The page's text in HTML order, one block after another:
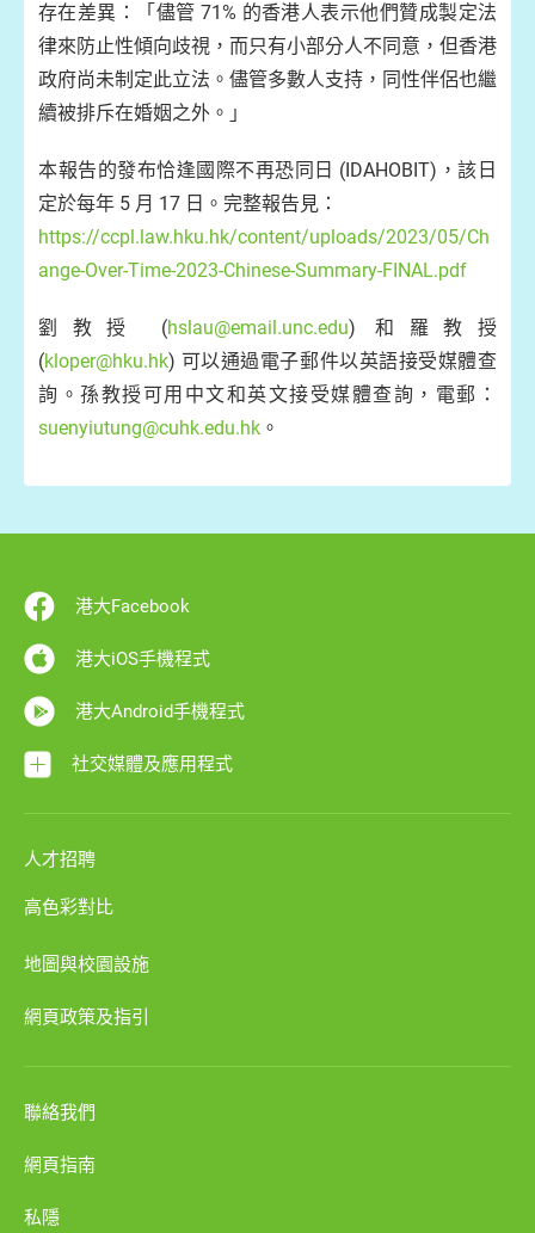
存在差異：「儘管 71% 的香港人表示他們贊成製定法
律來防止性傾向歧視，而只有小部分人不同意，但香港
政府尚未制定此立法。儘管多數人支持，同性伴侶也繼
續被排斥在婚姻之外。」
本報告的發布恰逢國際不再恐同日 (IDAHOBIT)，該日
定於每年 5 月 17 日。完整報告見：
https://ccpl.law.hku.hk/content/uploads/2023/05/Ch
ange-Over-Time-2023-Chinese-Summary-FINAL.pdf
劉教授 (hslau@email.unc.edu) 和羅教授
(kloper@hku.hk) 可以通過電子郵件以英語接受媒體查
詢。孫教授可用中文和英文接受媒體查詢，電郵：
suenyiutung@cuhk.edu.hk 。
港大Facebook
港大iOS手機程式
港大Android手機程式
社交媒體及應用程式
人才招聘
高色彩對比
地圖與校園設施
網頁政策及指引
聯絡我們
網頁指南
私隱